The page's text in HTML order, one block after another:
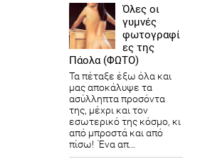
Όλες οι
γυμνές
φωτογραφί
ες της
Πάολα (ΦΩΤΟ)
Τα πέταξε έξω όλα και
μας αποκάλυψε τα
ασύλληπτα προσόντα
της, μέχρι και τον
εσωτερικό της κόσμο, κι
από μπροστά και από
πίσω! Ένα απ...